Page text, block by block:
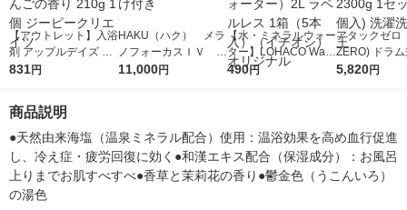
【アウトレット】入浴
剤 アップルデイズ ジ
ャーパウチ バスソル
ツ
831円
HAKU（ハク） メラ
ノフォーカスＩＶ 4
5ｇ 資生堂 おまけ
11,000円
【水・ミネラルウォー
ター】LOHACO Wate
r（ロハコウォータ
490円
アタックゼロ
ZERO) ドラ
詰め替え メガ
5,820円
商品説明
●天然由来海塩（温泉ミネラル配合）使用：温浴効果を高め血行促進
し、冷え症・疲労回復に効く●和漢エキス配合（保湿成分）：お風呂
上りまでお肌すべすべ●香草と茉莉花の香り●鬱金色（うこんいろ）
の湯色